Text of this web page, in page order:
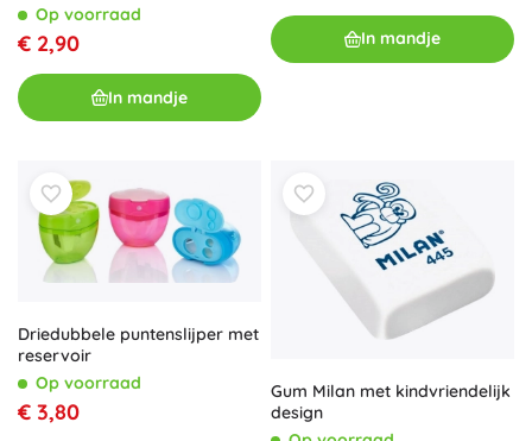
Op voorraad
€ 2,90
In mandje
In mandje
Driedubbele puntenslijper met
reservoir
Op voorraad
€ 3,80
Gum Milan met kindvriendelijk
design